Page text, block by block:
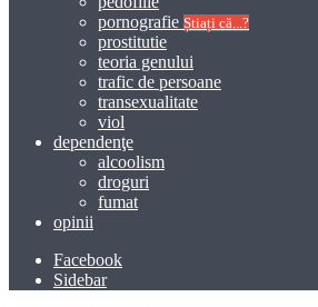
pornografie Știați că...?
prostitutie
teoria genului
trafic de persoane
transexualitate
viol
dependenţe
alcoolism
droguri
fumat
opinii
Facebook
Sidebar